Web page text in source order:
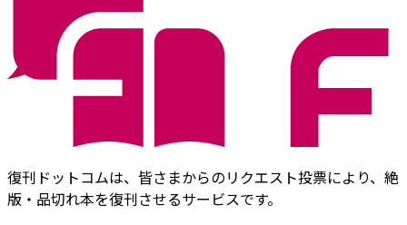
復刊ドットコムは、皆さまからのリクエスト投票により、絶
版・品切れ本を復刊させるサービスです。